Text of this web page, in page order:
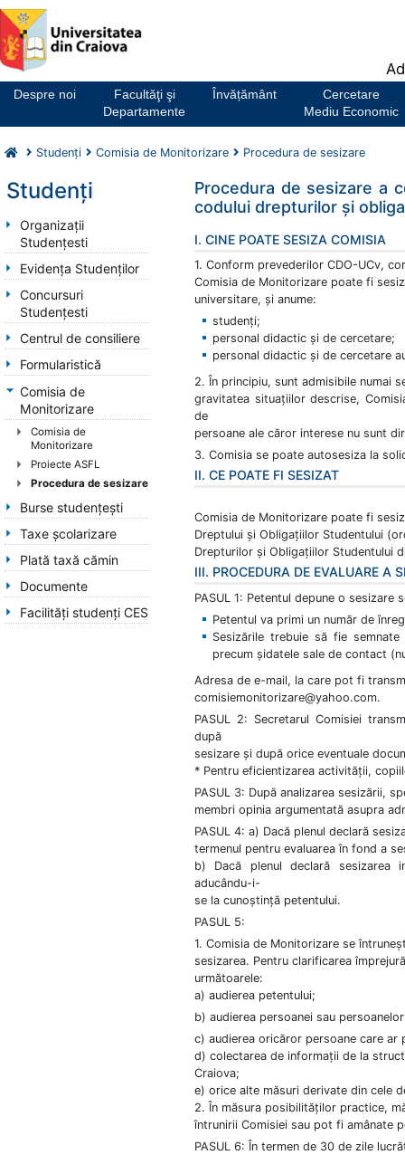
Notă:
Acest
website
un
sistem
accesibilitate.
Despre noi
Facultăţi şi
Departamente
Învățământ
Cercetare
Mediu Economic
Studenți Comisia de Monitorizare Procedura de sesizare
Studenți
Organizații
Studențesti
Evidența Studenților
Concursuri
Studențesti
Centrul de consiliere
Formularistică
Comisia de
Monitorizare
Comisia de
Monitorizare
Proiecte ASFL
Procedura de sesizare
Burse studenţești
Taxe școlarizare
Plată taxă cămin
Documente
Facilități studenți CES
Procedura de sesizare a
codului drepturilor și
I. CINE POATE SESIZA COMISIA
1. Conform prevederilor CDO-UCv,
Comisia de Monitorizare poate fi
universitare, și anume:
studenți;
personal didactic și de cercetare;
personal didactic și de cercetare
2. În principiu, sunt admisibile numai
gravitatea situațiilor descrise,
de
persoane ale căror interese nu sunt
3. Comisia se poate autosesiza la
II. CE POATE FI SESIZAT
Comisia de Monitorizare poate fi
Dreptului și Obligațiilor Studentului
Drepturilor și Obligațiilor Studentului
III. PROCEDURA DE EVALUARE A
PASUL 1: Petentul depune o sesizare
Petentul va primi un număr de
Sesizările trebuie să fie
precum șidatele sale de contact
Adresa de e-mail, la care pot fi
comisiemonitorizare@yahoo.com.
PASUL 2: Secretarul Comisiei
după
sesizare și după orice eventuale
* Pentru eficientizarea activității,
PASUL 3: După analizarea sesizării,
membri opinia argumentată asupra
PASUL 4: a) Dacă plenul declară
termenul pentru evaluarea în fond a
b) Dacă plenul declară sesizarea
aducându-i-
se la cunoștință petentului.
PASUL 5:
1. Comisia de Monitorizare se
sesizarea. Pentru clarificarea
următoarele:
a) audierea petentului;
b) audierea persoanei sau
c) audierea oricăror persoane care
d) colectarea de informații de la
Craiova;
e) orice alte măsuri derivate din cele
2. În măsura posibilităților practice,
întrunirii Comisiei sau pot fi amânate
PASUL 6: În termen de 30 de zile